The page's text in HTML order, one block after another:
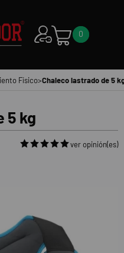
0
Físico>Chaleco lastrado de 5
5 kg
ver opinión(es)